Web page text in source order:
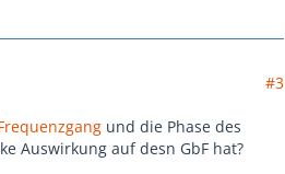
#3
und die Phase des
Auswirkung auf desn GbF hat?